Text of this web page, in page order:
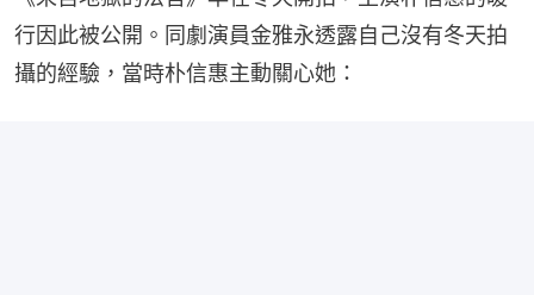
行因此被公開。同劇演員金雅永透露自己沒有冬天拍
攝的經驗，當時朴信惠主動關心她：